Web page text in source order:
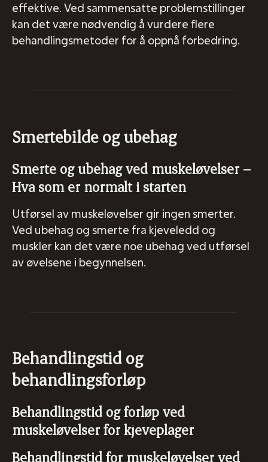
effektive. Ved sammensatte problemstillinger
kan det være nødvendig å vurdere flere
behandlingsmetoder for å oppnå forbedring.
Smertebilde og ubehag
Smerte og ubehag ved muskeløvelser –
Hva som er normalt i starten
Utførsel av muskeløvelser gir ingen smerter.
Ved ubehag og smerte fra kjeveledd og
muskler kan det være noe ubehag ved utførsel
av øvelsene i begynnelsen.
Behandlingstid og
behandlingsforløp
Behandlingstid og forløp ved
muskeløvelser for kjeveplager
Behandlingstid for muskeløvelser ved